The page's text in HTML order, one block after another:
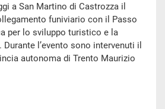
a San Martino di Castrozza il
funiviario con il Passo
per lo sviluppo turistico e la
l’evento sono intervenuti il
autonoma di Trento Maurizio